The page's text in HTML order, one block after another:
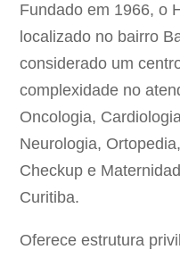
Fundado em 1966, o
localizado no bairro
considerado um
complexidade no
Oncologia,
Neurologia,
Checkup e
Curitiba.
Oferece estrutura